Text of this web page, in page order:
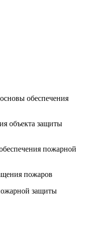
обеспечения
объекта защиты
пожарной
пожаров
защиты